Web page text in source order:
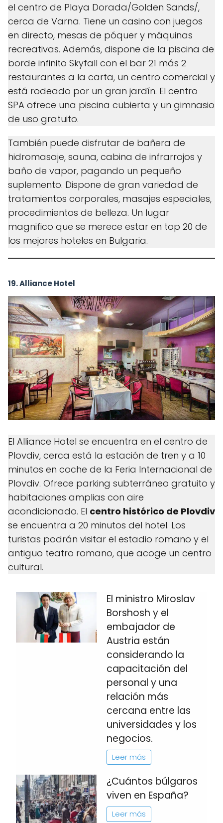
el centro de Playa Dorada/Golden Sands/,
cerca de Varna. Tiene un casino con juegos
en directo, mesas de póquer y máquinas
recreativas. Además, dispone de la piscina de
borde infinito Skyfall con el bar 21 más 2
restaurantes a la carta, un centro comercial y
está rodeado por un gran jardín. El centro
SPA ofrece una piscina cubierta y un gimnasio
de uso gratuito.
También puede disfrutar de bañera de
hidromasaje, sauna, cabina de infrarrojos y
baño de vapor, pagando un pequeño
suplemento. Dispone de gran variedad de
tratamientos corporales, masajes especiales,
procedimientos de belleza. Un lugar
magnifico que se merece estar en top 20 de
los mejores hoteles en Bulgaria.
19. Alliance Hotel
El Alliance Hotel se encuentra en el centro de
Plovdiv, cerca está la estación de tren y a 10
minutos en coche de la Feria Internacional de
Plovdiv. Ofrece parking subterráneo gratuito y
habitaciones amplias con aire
acondicionado. El centro histórico de Plovdiv
se encuentra a 20 minutos del hotel. Los
turistas podrán visitar el estadio romano y el
antiguo teatro romano, que acoge un centro
cultural.
El ministro Miroslav
Borshosh y el
embajador de
Austria están
considerando la
capacitación del
personal y una
relación más
cercana entre las
universidades y los
negocios.
Leer más
¿Cuántos búlgaros
viven en España?
Leer más